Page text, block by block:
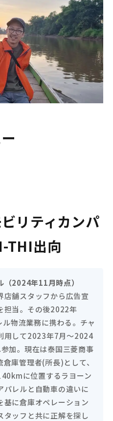
リティカンパ
THI出向
2024年11月時点）
店舗スタッフから広告宣
担当。その後2022年
物流業務に携わる。チャ
用して2023年7月～2024
加。現在は泰国三菱商事
庫管理者(所長)として、
に位置するラヨーン
パレルと自動車の違いに
基に倉庫オペレーション
タッフと共に正解を探し